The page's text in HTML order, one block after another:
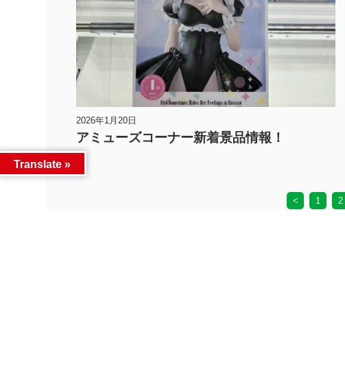
2026年1月20日
アミューズコーナー新着景品情報！
< 1 2
Translate »